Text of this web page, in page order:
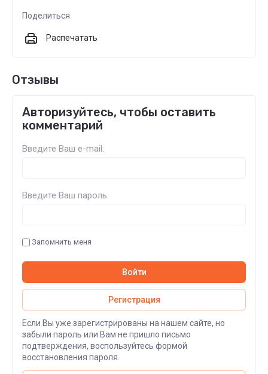
Поделиться
Распечатать
Отзывы
Авторизуйтесь, чтобы оставить
комментарий
Введите Ваш e-mail:
Введите Ваш пароль:
Запомнить меня
Войти
Регистрация
Если Вы уже зарегистрированы на нашем сайте, но
забыли пароль или Вам не пришло письмо
подтверждения, воспользуйтесь формой
восстановления пароля.